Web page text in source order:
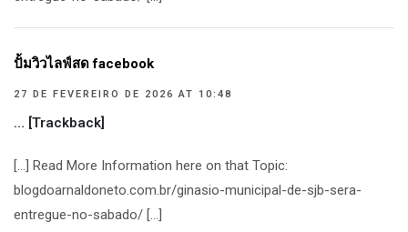
ปั้มวิวไลฟ์สด facebook
27 DE FEVEREIRO DE 2026 AT 10:48
… [Trackback]
[…] Read More Information here on that Topic:
blogdoarnaldoneto.com.br/ginasio-municipal-de-sjb-sera-
entregue-no-sabado/ […]